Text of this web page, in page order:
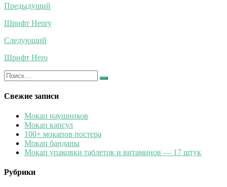
Навигация
по
записям
Предыдущий
Шрифт Henry
Следующий
Шрифт Hero
Искать:
Найти
Свежие записи
Мокап наушников
Мокап капсул
100+ мокапов постера
Мокап банданы
Мокап упаковки таблеток и витаминов — 17 штук
Рубрики